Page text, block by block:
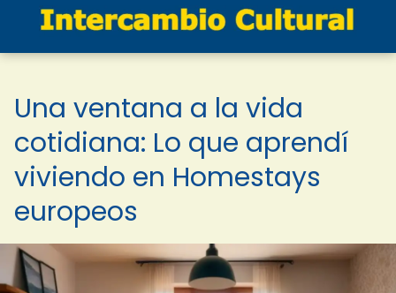
Una ventana a la vida
cotidiana: Lo que aprendí
viviendo en Homestays
europeos